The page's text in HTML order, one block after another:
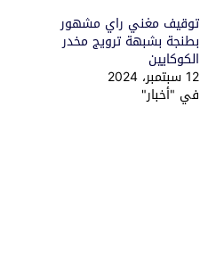
توقيف مغني راي مشهور
بطنجة بشبهة ترويج مخدر
الكوكايين
12 سبتمبر، 2024
في "أخبار"